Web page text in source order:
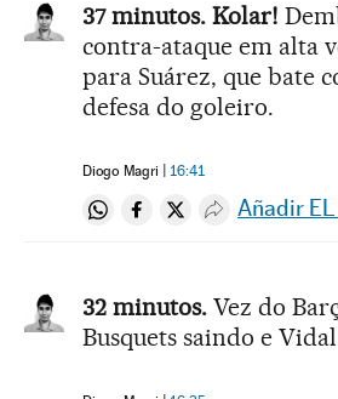
37 minutos. Kolar!
contra-ataque em alta
para Suárez, que bate
defesa do goleiro.
Diogo Magri 16:41
Compartir en Whatsapp
Compartir en Facebook
Compartir en
Desplegar
Añadir
32 minutos. Vez do
Busquets saindo e